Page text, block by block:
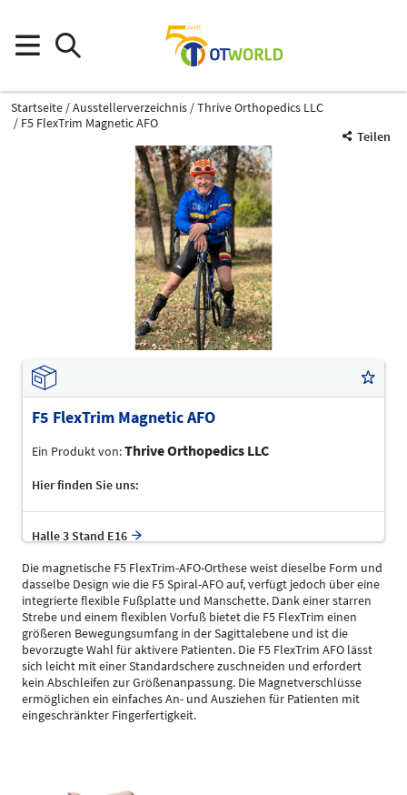
Startseite Ausstellerverzeichnis
Thrive Orthopedics LLC
F5 FlexTrim Magnetic AFO
Teilen
F5 FlexTrim Magnetic AFO
Ein Produkt von:Thrive Orthopedics LLC
Hier finden Sie uns:
Halle 3 Stand E16
Die magnetische F5 FlexTrim-AFO-Orthese weist dieselbe Form und
dasselbe Design wie die F5 Spiral-AFO auf, verfügt jedoch über eine
integrierte flexible Fußplatte und Manschette. Dank einer starren
Strebe und einem flexiblen Vorfuß bietet die F5 FlexTrim einen
größeren Bewegungsumfang in der Sagittalebene und ist die
bevorzugte Wahl für aktivere Patienten. Die F5 FlexTrim AFO lässt
sich leicht mit einer Standardschere zuschneiden und erfordert
kein Abschleifen zur Größenanpassung. Die Magnetverschlüsse
ermöglichen ein einfaches An- und Ausziehen für Patienten mit
eingeschränkter Fingerfertigkeit.